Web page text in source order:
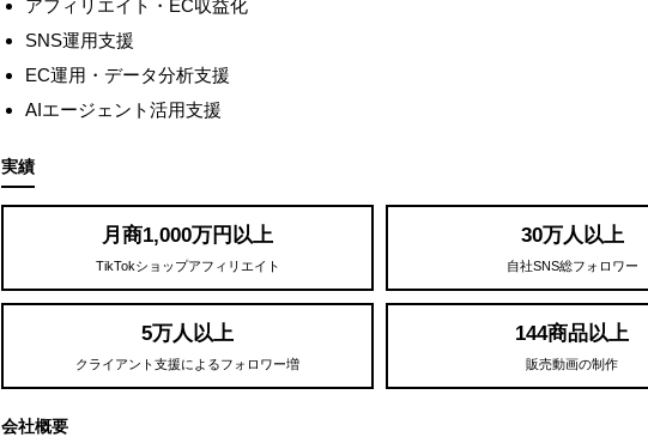
アフィリエイト・EC収益化
SNS運用支援
EC運用・データ分析支援
AIエージェント活用支援
実績
月商1,000万円以上
TikTokショップアフィリエイト
30万人以上
自社SNS総フォロワー
5万人以上
クライアント支援によるフォロワー増
144商品以上
販売動画の制作
会社概要